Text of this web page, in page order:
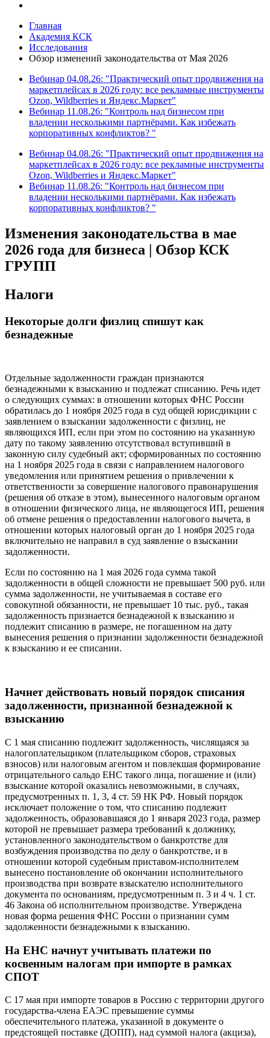
Главная
Академия КСК
Исследования
Обзор изменений законодательства от Мая 2026
Вебинар 04.08.26: "Практический опыт продвижения на
маркетплейсах в 2026 году: все рекламные инструменты
Ozon, Wildberries и Яндекс.Маркет"
Вебинар 11.08.26: "Контроль над бизнесом при
владении несколькими партнёрами. Как избежать
корпоративных конфликтов? "
Вебинар 04.08.26: "Практический опыт продвижения на
маркетплейсах в 2026 году: все рекламные инструменты
Ozon, Wildberries и Яндекс.Маркет"
Вебинар 11.08.26: "Контроль над бизнесом при
владении несколькими партнёрами. Как избежать
корпоративных конфликтов? "
Изменения законодательства в мае
2026 года для бизнеса | Обзор КСК
ГРУПП
Налоги
Некоторые долги физлиц спишут как
безнадежные
Отдельные задолженности граждан признаются
безнадежными к взысканию и подлежат списанию. Речь идет
о следующих суммах: в отношении которых ФНС России
обратилась до 1 ноября 2025 года в суд общей юрисдикции с
заявлением о взыскании задолженности с физлиц, не
являющихся ИП, если при этом по состоянию на указанную
дату по такому заявлению отсутствовал вступивший в
законную силу судебный акт; сформированных по состоянию
на 1 ноября 2025 года в связи с направлением налогового
уведомления или принятием решения о привлечении к
ответственности за совершение налогового правонарушения
(решения об отказе в этом), вынесенного налоговым органом
в отношении физического лица, не являющегося ИП, решения
об отмене решения о предоставлении налогового вычета, в
отношении которых налоговый орган до 1 ноября 2025 года
включительно не направил в суд заявление о взыскании
задолженности.
Если по состоянию на 1 мая 2026 года сумма такой
задолженности в общей сложности не превышает 500 руб. или
сумма задолженности, не учитываемая в составе его
совокупной обязанности, не превышает 10 тыс. руб., такая
задолженность признается безнадежной к взысканию и
подлежит списанию в размере, не погашенном на дату
вынесения решения о признании задолженности безнадежной
к взысканию и ее списании.
Начнет действовать новый порядок списания
задолженности, признанной безнадежной к
взысканию
С 1 мая списанию подлежит задолженность, числящаяся за
налогоплательщиком (плательщиком сборов, страховых
взносов) или налоговым агентом и повлекшая формирование
отрицательного сальдо ЕНС такого лица, погашение и (или)
взыскание которой оказались невозможными, в случаях,
предусмотренных п. 1, 3, 4 ст. 59 НК РФ. Новый порядок
исключает положение о том, что списанию подлежит
задолженность, образовавшаяся до 1 января 2023 года, размер
которой не превышает размера требований к должнику,
установленного законодательством о банкротстве для
возбуждения производства по делу о банкротстве, и в
отношении которой судебным приставом-исполнителем
вынесено постановление об окончании исполнительного
производства при возврате взыскателю исполнительного
документа по основаниям, предусмотренным п. 3 и 4 ч. 1 ст.
46 Закона об исполнительном производстве. Утверждена
новая форма решения ФНС России о признании сумм
задолженности безнадежными к взысканию.
На ЕНС начнут учитывать платежи по
косвенным налогам при импорте в рамках
СПОТ
С 17 мая при импорте товаров в Россию с территории другого
государства-члена ЕАЭС превышение суммы
обеспечительного платежа, указанной в документе о
предстоящей поставке (ДОПП), над суммой налога (акциза),